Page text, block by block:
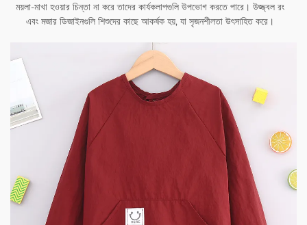
ময়লা-মাখা হওয়ার চিন্তা না করে তাদের কার্যকলাপগুলি উপভোগ করতে পারে। উজ্জ্বল রং
এবং মজার ডিজাইনগুলি শিশুদের কাছে আকর্ষক হয়, যা সৃজনশীলতা উৎসাহিত করে।